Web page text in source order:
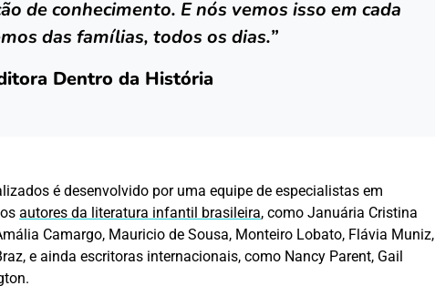
de conhecimento. E nós vemos isso em cada
das famílias, todos os dias.”
Dentro da História
é desenvolvido por uma equipe de especialistas em
autores da literatura infantil brasileira, como Januária Cristina
Camargo, Mauricio de Sousa, Monteiro Lobato, Flávia Muniz,
e ainda escritoras internacionais, como Nancy Parent, Gail